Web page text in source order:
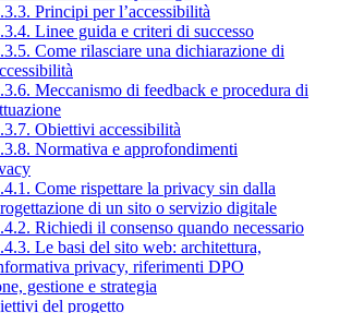
Principi per l’accessibilità
Linee guida e criteri di successo
Come rilasciare una dichiarazione di
Meccanismo di feedback e procedura di
Obiettivi accessibilità
Normativa e approfondimenti
Come rispettare la privacy sin dalla
di un sito o servizio digitale
Richiedi il consenso quando necessario
Le basi del sito web: architettura,
privacy, riferimenti DPO
gestione e strategia
del progetto